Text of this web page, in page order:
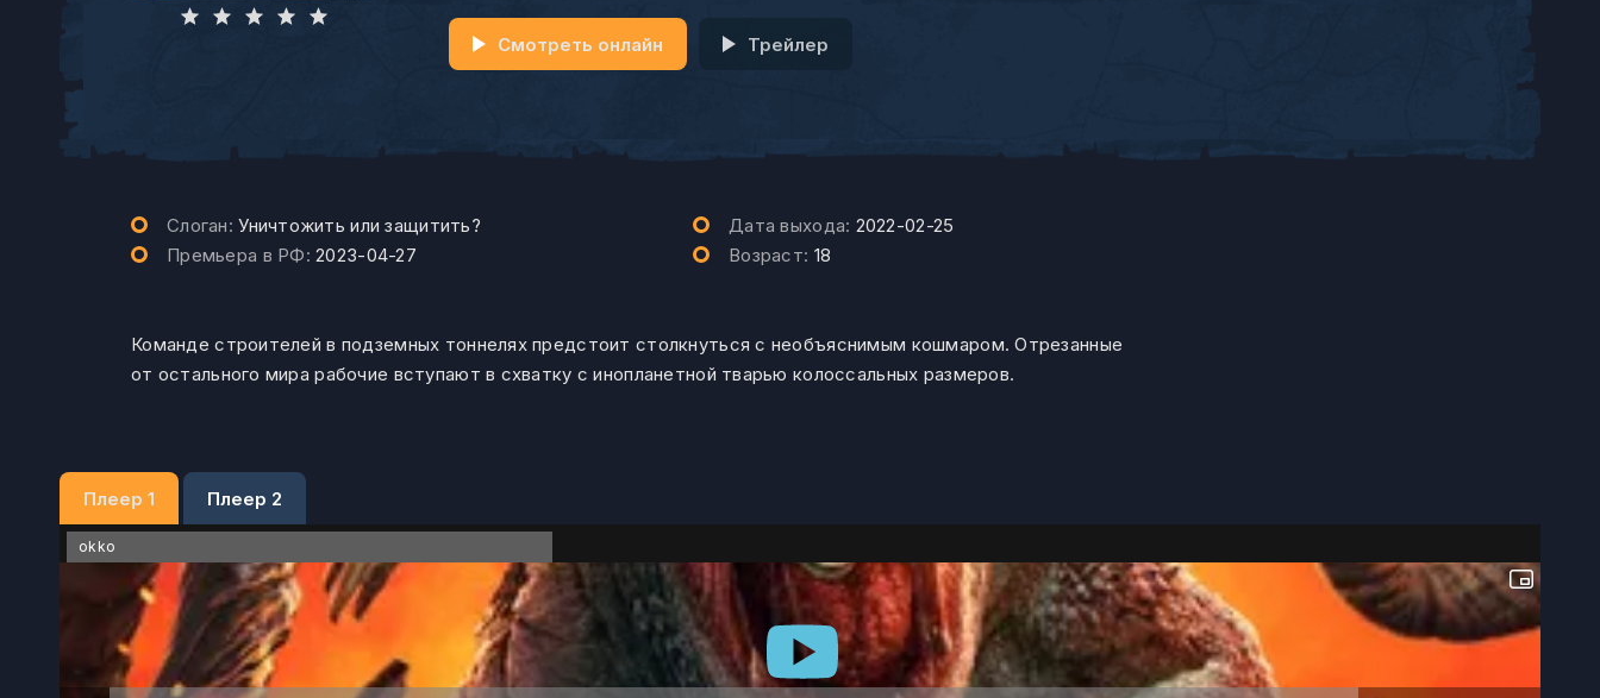
Смотреть онлайн Трейлер
Слоган: Уничтожить или защитить? Дата выхода: 2022-02-25
Премьера в РФ:2023-04-27 Возраст: 18
Команде строителей в подземных тоннелях предстоит столкнуться с необъяснимым кошмаром. Отрезанные
от остального мира рабочие вступают в схватку с инопланетной тварью колоссальных размеров.
Плеер 1 Плеер 2
okko